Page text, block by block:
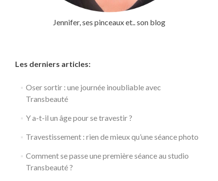
Jennifer, ses pinceaux et.. son blog
Les derniers articles:
Oser sortir : une journée inoubliable avec
Transbeauté
Y a-t-il un âge pour se travestir ?
Travestissement : rien de mieux qu’une séance photo
Comment se passe une première séance au studio
Transbeauté ?